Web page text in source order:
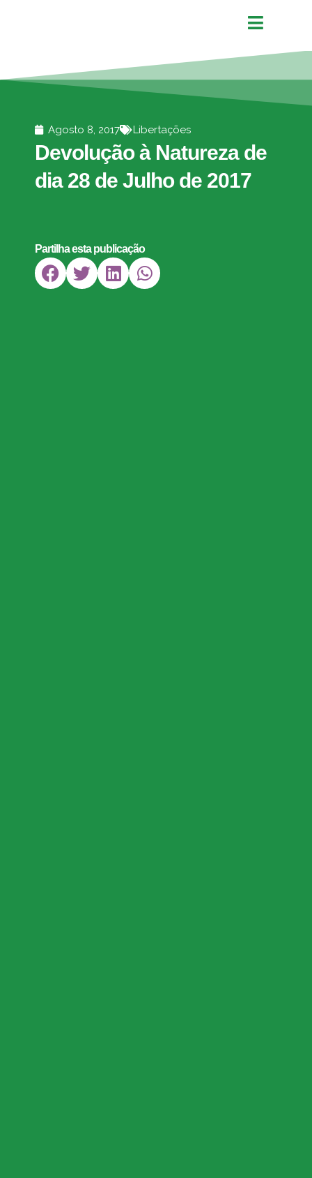
Agosto 8, 2017 Libertações
Devolução à Natureza de
dia 28 de Julho de 2017
Partilha esta publicação